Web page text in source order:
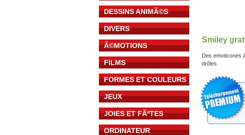
DESSINS ANIMÃ©S
DIVERS
Ã©MOTIONS
FILMS
FORMES ET COULEURS
JEUX
JOIES ET FÃªTES
ORDINATEUR
Smiley
Des emoticones
drôles.